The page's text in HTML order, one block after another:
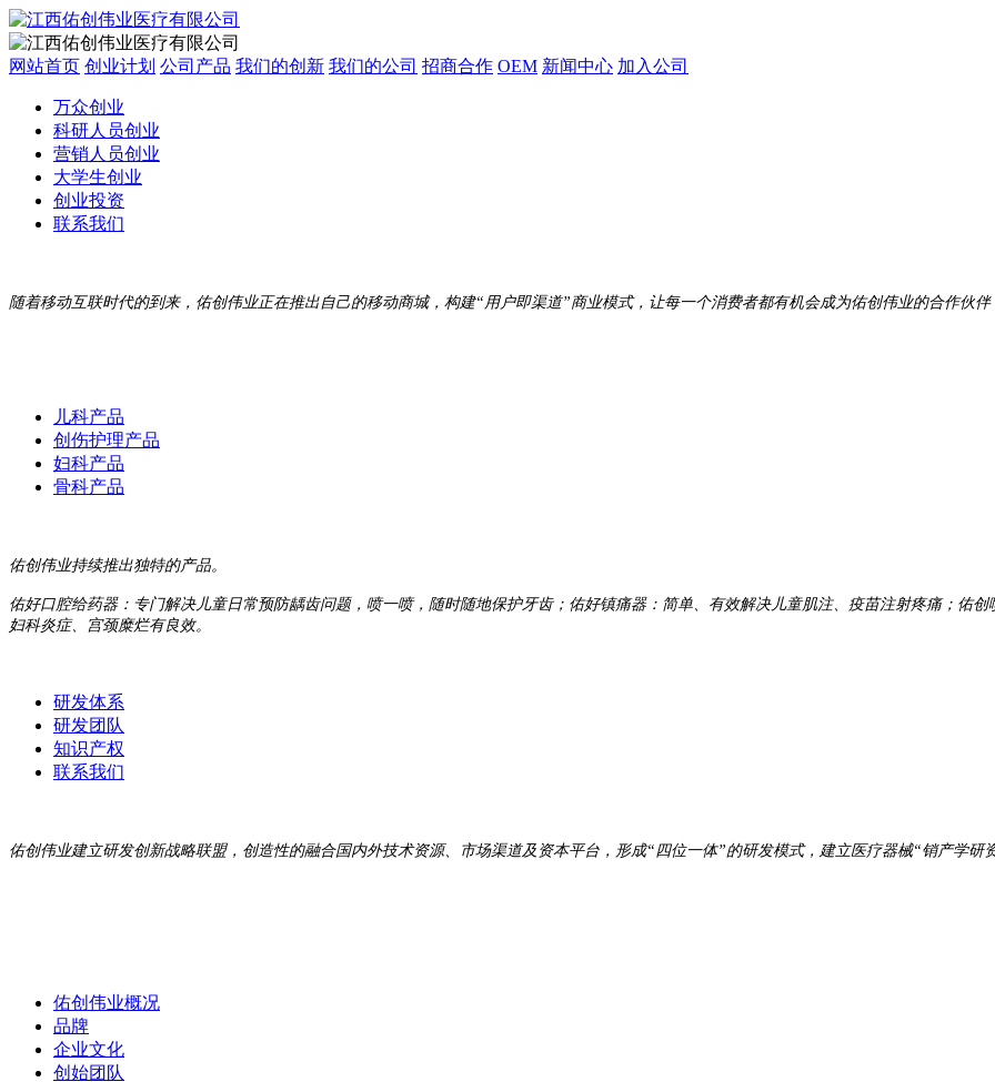
网站首页 创业计划 公司产品 我们的创新 我们的公司 招商合作 OEM 新闻中心 加入公司
万众创业
科研人员创业
营销人员创业
大学生创业
创业投资
联系我们
随着移动互联时代的到来，佑创伟业正在推出自己的移动商城，构建“用户即渠道”商业模式，让每一个消费者都有机会成为佑创伟业的合作伙
儿科产品
创伤护理产品
妇科产品
骨科产品
佑创伟业持续推出独特的产品。
佑好口腔给药器：专门解决儿童日常预防龋齿问题，喷一喷，随时随地保护牙齿；佑好镇痛器：简单、有效解决儿童肌注、疫苗注射疼痛；佑
妇科炎症、宫颈糜烂有良效。
研发体系
研发团队
知识产权
联系我们
佑创伟业建立研发创新战略联盟，创造性的融合国内外技术资源、市场渠道及资本平台，形成“四位一体”的研发模式，建立医疗器械“销产学研
佑创伟业概况
品牌
企业文化
创始团队